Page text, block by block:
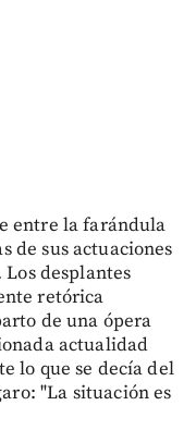
entre la farándula
de sus actuaciones
desplantes
retórica
de una ópera
actualidad
lo que se decía del
"La situación es